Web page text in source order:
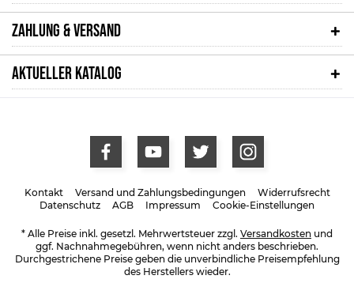
ZAHLUNG & VERSAND
AKTUELLER KATALOG
Kontakt Versand und Zahlungsbedingungen
Widerrufsrecht
Datenschutz
AGB Impressum Cookie-Einstellungen
* Alle Preise inkl. gesetzl. Mehrwertsteuer zzgl. Versandkosten und
ggf. Nachnahmegebühren, wenn nicht anders beschrieben.
Durchgestrichene Preise geben die unverbindliche Preisempfehlung
des Herstellers wieder.